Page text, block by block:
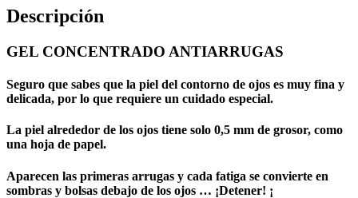
Descripción
GEL CONCENTRADO ANTIARRUGAS
Seguro que sabes que la piel del contorno de ojos es muy fina y
delicada, por lo que requiere un cuidado especial.
La piel alrededor de los ojos tiene solo 0,5 mm de grosor, como
una hoja de papel.
Aparecen las primeras arrugas y cada fatiga se convierte en
sombras y bolsas debajo de los ojos … ¡Detener! ¡